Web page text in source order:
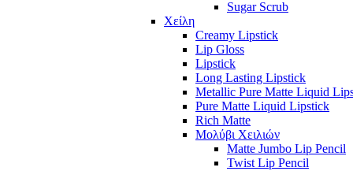
Sugar Scrub
Χείλη
Creamy Lipstick
Lip Gloss
Lipstick
Long Lasting Lipstick
Metallic Pure Matte Liquid
Pure Matte Liquid Lipstick
Rich Matte
Μολύβι Χειλιών
Matte Jumbo Lip Pencil
Twist Lip Pencil